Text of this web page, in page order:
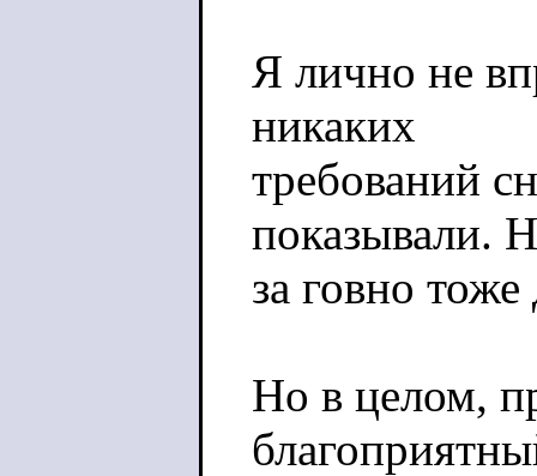
Я лично не
никаких
требований
показывали.
за говно
Но в целом,